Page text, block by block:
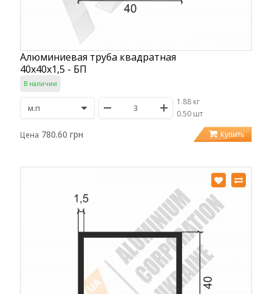
Алюминиевая труба квадратная
40х40х1,5 - БП
В наличии
1.88 кг
/0.50 шт
Цена 780.60 грн Купить